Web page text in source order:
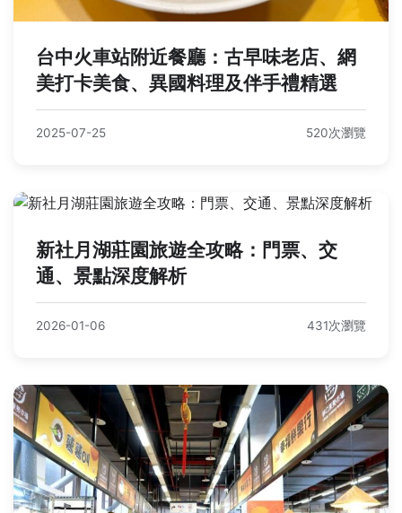
台中火車站附近餐廳：古早味老店、網
美打卡美食、異國料理及伴手禮精選
2025-07-25 520次瀏覽
新社月湖莊園旅遊全攻略：門票、交
通、景點深度解析
2026-01-06 431次瀏覽